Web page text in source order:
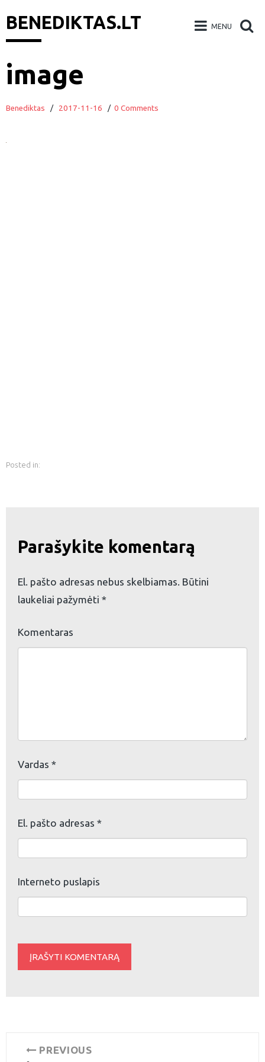
BENEDIKTAS.LT MENU
Skipimage
Benediktas / 2017-11-16 / 0 Comments
Posted in:
Parašykite komentarą
El. pašto adresas nebus skelbiamas. Būtini
laukeliai pažymėti *
Komentaras
Vardas *
El. pašto adresas *
Interneto puslapis
Navigacija
PREVIOUS